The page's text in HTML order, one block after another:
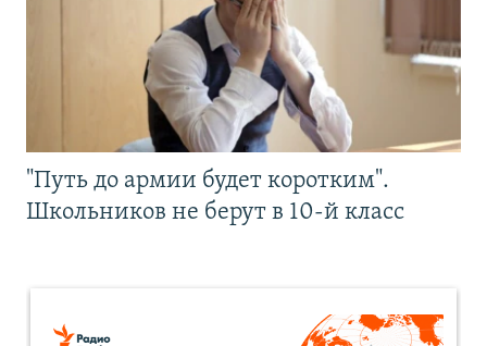
"Путь до армии будет коротким".
Школьников не берут в 10-й класс